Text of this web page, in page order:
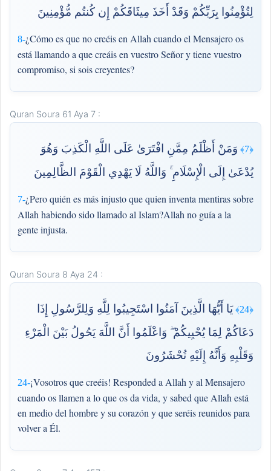
لِتُؤْمِنُوا بِرَبِّكُمْ وَقَدْ أَخَذَ مِيثَاقَكُمْ إِن كُنتُم مُّؤْمِنِينَ
8-¿Cómo es que no creéis en Allah cuando el Mensajero os
está llamando a que creáis en vuestro Señor y tiene vuestro
compromiso, si sois creyentes?
Quran Soura 61 Aya 7 :
﴿7﴾
وَمَنْ أَظْلَمُ مِمَّنِ افْتَرَىٰ عَلَى اللَّهِ الْكَذِبَ وَهُوَ
يُدْعَىٰ إِلَى الْإِسْلَامِ ۚ وَاللَّهُ لَا يَهْدِي الْقَوْمَ الظَّالِمِينَ
7-¿Pero quién es más injusto que quien inventa mentiras sobre
Allah habiendo sido llamado al Islam?Allah no guía a la
gente injusta.
Quran Soura 8 Aya 24 :
﴿24﴾
يَا أَيُّهَا الَّذِينَ آمَنُوا اسْتَجِيبُوا لِلَّهِ وَلِلرَّسُولِ إِذَا
دَعَاكُمْ لِمَا يُحْيِيكُمْ ۖ وَاعْلَمُوا أَنَّ اللَّهَ يَحُولُ بَيْنَ الْمَرْءِ
وَقَلْبِهِ وَأَنَّهُ إِلَيْهِ تُحْشَرُونَ
24-¡Vosotros que creéis! Responded a Allah y al Mensajero
cuando os llamen a lo que os da vida, y sabed que Allah está
en medio del hombre y su corazón y que seréis reunidos para
volver a Él.